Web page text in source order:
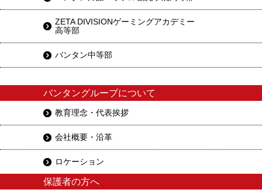
ZETA DIVISIONゲーミングアカデミー
高等部
バンタン中等部
バンタングループについて
教育理念・代表挨拶
会社概要・沿革
ロケーション
保護者の方へ